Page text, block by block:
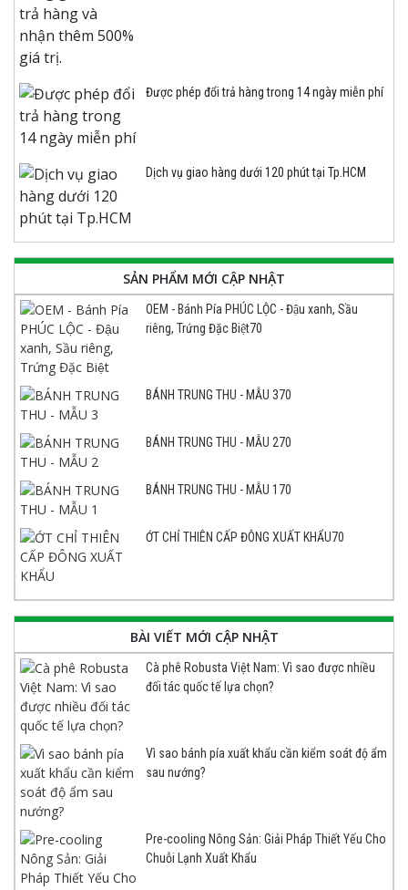
Được phép đổi trả hàng trong 14 ngày miễn phí
Dịch vụ giao hàng dưới 120 phút tại Tp.HCM
SẢN PHẨM MỚI CẬP NHẬT
OEM - Bánh Pía PHÚC LỘC - Đậu xanh, Sầu
riêng, Trứng Đặc Biệt70
BÁNH TRUNG THU - MẪU 370
BÁNH TRUNG THU - MẪU 270
BÁNH TRUNG THU - MẪU 170
ỚT CHỈ THIÊN CẤP ĐÔNG XUẤT KHẨU70
BÀI VIẾT MỚI CẬP NHẬT
Cà phê Robusta Việt Nam: Vì sao được nhiều
đối tác quốc tế lựa chọn?
Vì sao bánh pía xuất khẩu cần kiểm soát độ ẩm
sau nướng?
Pre-cooling Nông Sản: Giải Pháp Thiết Yếu Cho
Chuỗi Lạnh Xuất Khẩu